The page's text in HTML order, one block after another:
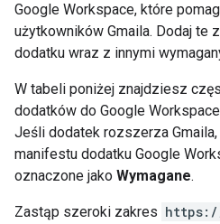
Google Workspace, które
użytkowników Gmaila. Dodaj te
dodatku wraz z innymi
W tabeli poniżej znajdziesz
dodatków do Google
Jeśli dodatek rozszerza
manifestu dodatku Google
oznaczone jako Wymagane.
Zastąp szeroki zakres